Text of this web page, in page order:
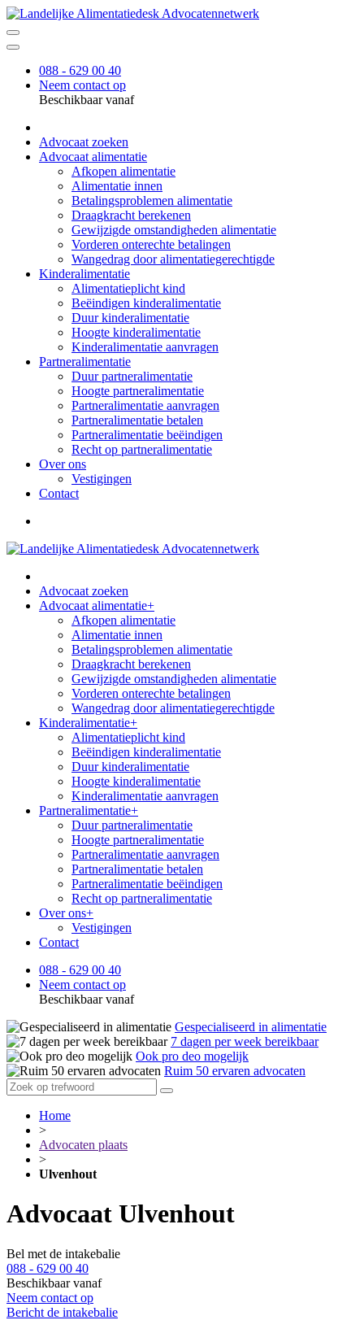
088 - 629 00 40
Neem contact op
Beschikbaar vanaf
Advocaat zoeken
Advocaat alimentatie
Afkopen alimentatie
Alimentatie innen
Betalingsproblemen alimentatie
Draagkracht berekenen
Gewijzigde omstandigheden alimentatie
Vorderen onterechte betalingen
Wangedrag door alimentatiegerechtigde
Kinderalimentatie
Alimentatieplicht kind
Beëindigen kinderalimentatie
Duur kinderalimentatie
Hoogte kinderalimentatie
Kinderalimentatie aanvragen
Partneralimentatie
Duur partneralimentatie
Hoogte partneralimentatie
Partneralimentatie aanvragen
Partneralimentatie betalen
Partneralimentatie beëindigen
Recht op partneralimentatie
Over ons
Vestigingen
Contact
Advocaat zoeken
Advocaat alimentatie+
Afkopen alimentatie
Alimentatie innen
Betalingsproblemen alimentatie
Draagkracht berekenen
Gewijzigde omstandigheden alimentatie
Vorderen onterechte betalingen
Wangedrag door alimentatiegerechtigde
Kinderalimentatie+
Alimentatieplicht kind
Beëindigen kinderalimentatie
Duur kinderalimentatie
Hoogte kinderalimentatie
Kinderalimentatie aanvragen
Partneralimentatie+
Duur partneralimentatie
Hoogte partneralimentatie
Partneralimentatie aanvragen
Partneralimentatie betalen
Partneralimentatie beëindigen
Recht op partneralimentatie
Over ons+
Vestigingen
Contact
088 - 629 00 40
Neem contact op
Beschikbaar vanaf
Gespecialiseerd in alimentatie
7 dagen per week bereikbaar
Ook pro deo mogelijk
Ruim 50 ervaren advocaten
Home
>
Advocaten plaats
>
Ulvenhout
Advocaat Ulvenhout
Bel met de intakebalie
088 - 629 00 40
Beschikbaar vanaf
Neem contact op
Bericht de intakebalie